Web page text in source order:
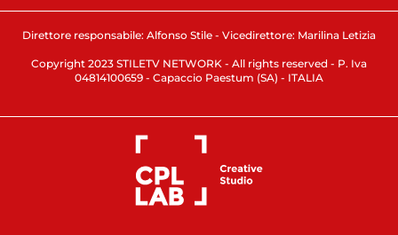
Direttore responsabile: Alfonso Stile - Vicedirettore: Marilina Letizia
Copyright 2023 STILETV NETWORK - All rights reserved - P. Iva
04814100659 - Capaccio Paestum (SA) - ITALIA